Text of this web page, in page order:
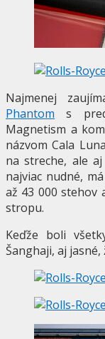
Najmenej
Phantom s
Magnetism a
názvom Cala
na streche, ale
najviac nudné,
až 43 000 stehov
stropu.
Keďže boli
Šanghaji, aj